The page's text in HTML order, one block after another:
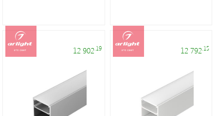
12 902 .19 12 792 .15